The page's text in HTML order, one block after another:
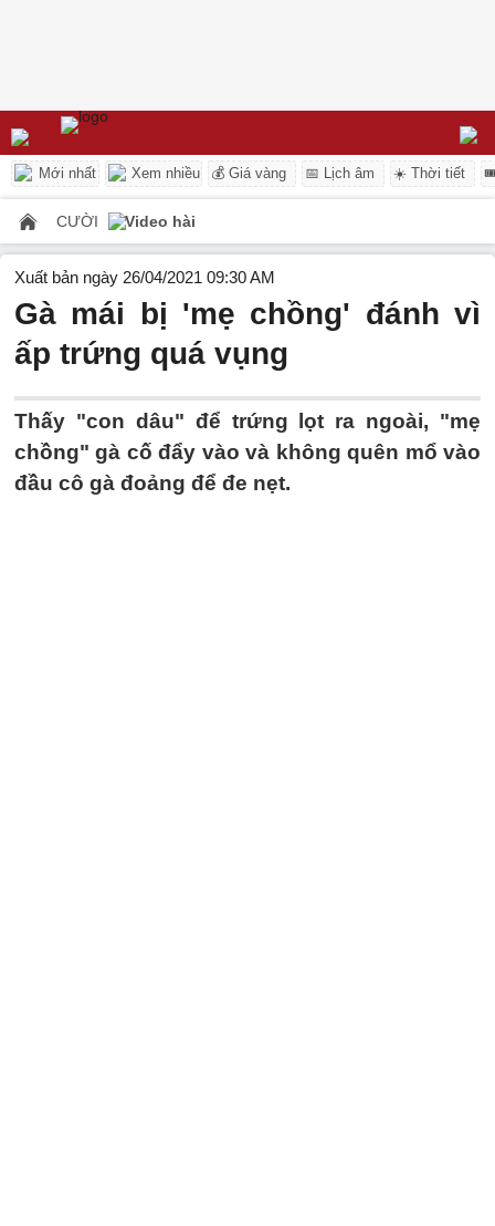
Mới nhất Xem nhiều 💰 Giá vàng 📅 Lịch âm ☀️ Thời tiết
CƯỜI Video hài
Xuất bản ngày 26/04/2021 09:30 AM
Gà mái bị 'mẹ chồng' đánh vì
ấp trứng quá vụng
Thấy "con dâu" để trứng lọt ra ngoài, "mẹ
chồng" gà cố đẩy vào và không quên mổ vào
đầu cô gà đoảng để đe nẹt.